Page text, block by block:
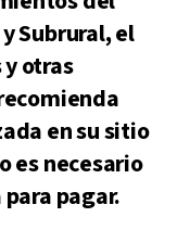
Subrural, el
otras
en su sitio
es necesario
pagar.